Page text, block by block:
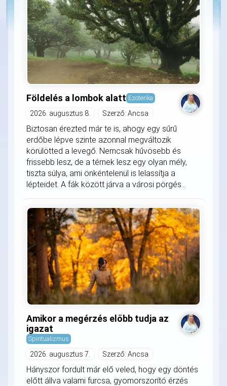
Földelés a lombok alatt Ezoterika
2026. augusztus 8. Szerző: Ancsa
Biztosan érezted már te is, ahogy egy sűrű
erdőbe lépve szinte azonnal megváltozik
körülötted a levegő. Nemcsak hűvösebb és
frissebb lesz, de a térnek lesz egy olyan mély,
tiszta súlya, ami önkéntelenül is lelassítja a
lépteidet. A fák között járva a városi pörgés...
Amikor a megérzés előbb tudja az
igazat
Spiritualizmus
2026. augusztus 7. Szerző: Ancsa
Hányszor fordult már elő veled, hogy egy döntés
előtt állva valami furcsa, gyomorszorító érzés